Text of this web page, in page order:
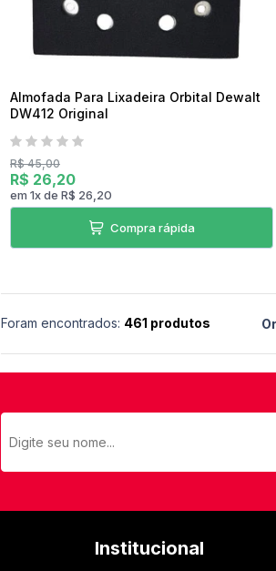
Almofada Para Lixadeira Orbital Dewalt
DW412 Original
R$ 45,00
R$ 26,20
em 1xde R$ 26,20
Compra rápida
Foram encontrados: 461 produtos
Institucional